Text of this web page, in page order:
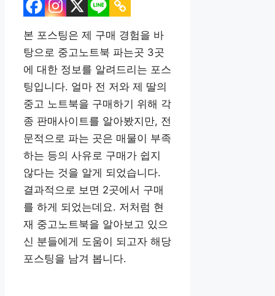
본 포스팅은 제 구매 경험을 바
탕으로 중고노트북 파는곳 3곳
에 대한 정보를 알려드리는 포스
팅입니다. 얼마 전 저와 제 딸의
중고 노트북을 구매하기 위해 각
종 판매사이트를 알아봤지만, 전
문적으로 파는 곳은 매물이 부족
하는 등의 사유로 구매가 쉽지
않다는 것을 알게 되었습니다.
결과적으로 보면 2곳에서 구매
를 하게 되었는데요. 저처럼 현
재 중고노트북을 알아보고 있으
신 분들에게 도움이 되고자 해당
포스팅을 남겨 봅니다.